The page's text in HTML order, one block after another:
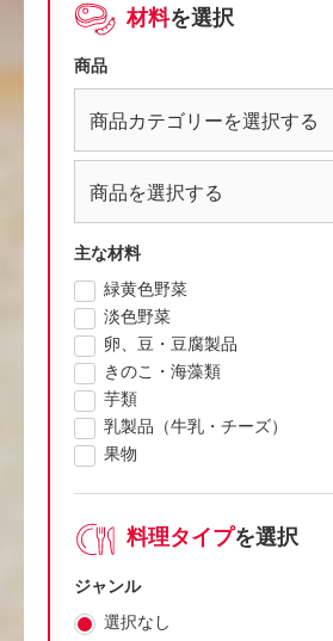
材料を選択
商品
主な材料
緑黄色野菜
淡色野菜
卵、豆・豆腐製品
きのこ・海藻類
芋類
乳製品（牛乳・チーズ）
果物
料理タイプを選択
ジャンル
選択なし